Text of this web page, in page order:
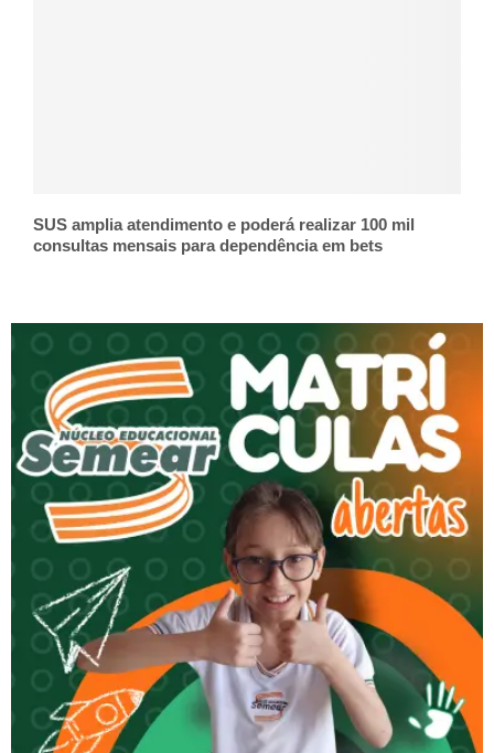
SUS amplia atendimento e poderá realizar 100 mil
consultas mensais para dependência em bets